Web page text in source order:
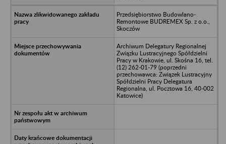
Przedsiębiorstwo Budowlano-
Remontowe BUDREMEX Sp. z o.o.,
Skoczów
Archiwum Delegatury Regionalnej
Związku Lustracyjnego Spółdzielni
Pracy w Krakowie, ul. Skośna 16, tel.
(12) 262-01-79 (poprzedni
przechowawca: Związek Lustracyjny
Spółdzielni Pracy Delegatura
Regionalna, ul. Pocztowa 16, 40-002
Katowice)